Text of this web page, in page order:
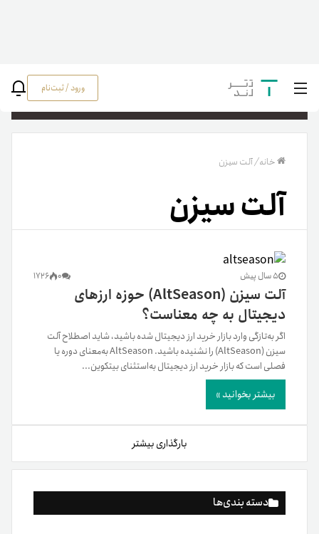
ورود / ثبت‌نام
دسته بندی‌ها
خانه/آلت سیزن
آلت سیزن
5 سال پیش 0
1726
آلت سیزن (AltSeason) حوزه ارزهای
دیجیتال به چه معناست؟
اگر به‌تازگی وارد بازار خرید ارز دیجیتال شده باشید، شاید اصطلاح آلت
سیزن (AltSeason) را نشنیده باشید. AltSeason به‌معنای دوره یا
فصلی است که بازار خرید ارز دیجیتال به‌استثنای بیتکوین...
بیشتر بخوانید »
بارگذاری بیشتر